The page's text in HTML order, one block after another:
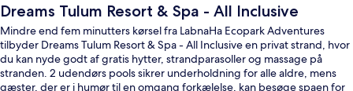
Dreams Tulum Resort & Spa - All Inclusive
Mindre end fem minutters kørsel fra LabnaHa Ecopark Adventures
tilbyder Dreams Tulum Resort & Spa - All Inclusive en privat strand, hvor
du kan nyde godt af gratis hytter, strandparasoller og massage på
stranden. 2 udendørs pools sikrer underholdning for alle aldre, mens
gæster, der er i humør til en omgang forkælelse, kan besøge spaen for